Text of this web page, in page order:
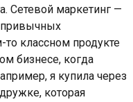
Сетевой маркетинг —
привычных
классном продукте
бизнесе, когда
я купила через
которая